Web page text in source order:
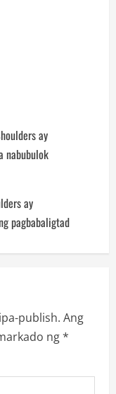
ay
nabubulok
ay
pagbabaligtad
publish. Ang
ng*